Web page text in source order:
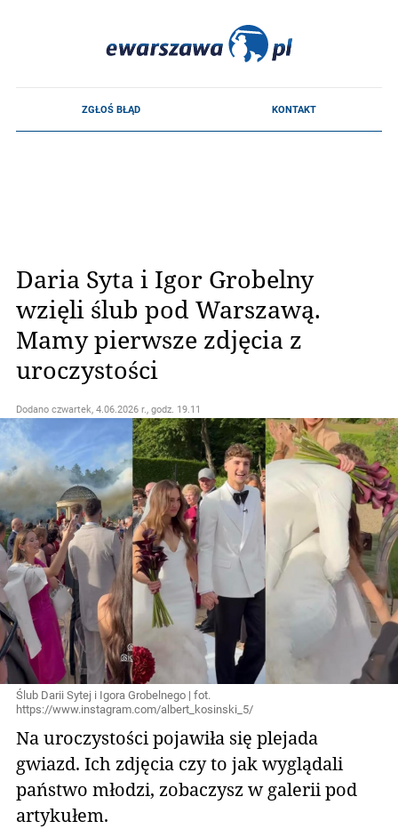
Daria Syta i Igor Grobelny
wzięli ślub pod Warszawą.
Mamy pierwsze zdjęcia z
uroczystości
Dodano czwartek, 4.06.2026 r., godz. 19.11
Ślub Darii Sytej i Igora Grobelnego | fot.
https://www.instagram.com/albert_kosinski_5/
Na uroczystości pojawiła się plejada
gwiazd. Ich zdjęcia czy to jak wyglądali
państwo młodzi, zobaczysz w galerii pod
artykułem.